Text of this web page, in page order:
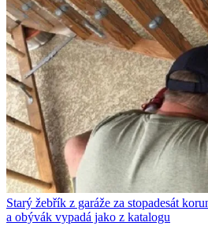
Starý žebřík z garáže za stopadesát
a obývák vypadá jako z katalogu